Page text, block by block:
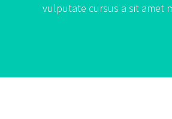
vulputate cursus a sit amet